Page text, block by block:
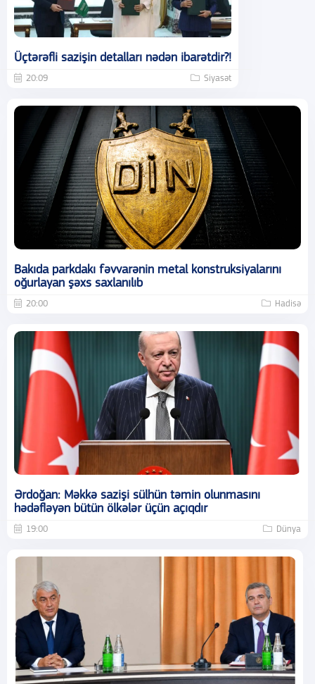
Üçtərəfli sazişin detalları nədən ibarətdir?!
20:09 Siyasət
Bakıda parkdakı fəvvarənin metal konstruksiyalarını
oğurlayan şəxs saxlanılıb
20:00 Hadisə
Ərdoğan: Məkkə sazişi sülhün təmin olunmasını
hədəfləyən bütün ölkələr üçün açıqdır
19:00 Dünya